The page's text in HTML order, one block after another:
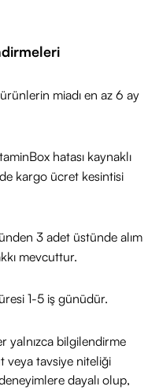
tercih eden kullanıcılar.
kolaylığı sunar.
hem B12
miadı en az 6 ay
hatası kaynaklı
kargo ücret kesintisi
3 adet üstünde alım
mevcuttur.
1-5 iş günüdür.
yalnızca bilgilendirme
veya tavsiye niteliği
dayalı olup,